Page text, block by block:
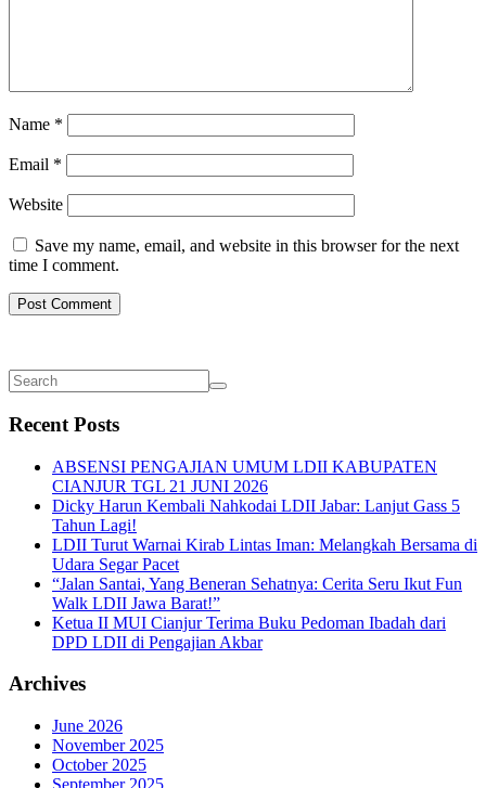
Name *
Email *
Website
Save my name, email, and website in this browser for the next
time I comment.
Recent Posts
ABSENSI PENGAJIAN UMUM LDII KABUPATEN
CIANJUR TGL 21 JUNI 2026
Dicky Harun Kembali Nahkodai LDII Jabar: Lanjut Gass 5
Tahun Lagi!
LDII Turut Warnai Kirab Lintas Iman: Melangkah Bersama di
Udara Segar Pacet
“Jalan Santai, Yang Beneran Sehatnya: Cerita Seru Ikut Fun
Walk LDII Jawa Barat!”
Ketua II MUI Cianjur Terima Buku Pedoman Ibadah dari
DPD LDII di Pengajian Akbar
Archives
June 2026
November 2025
October 2025